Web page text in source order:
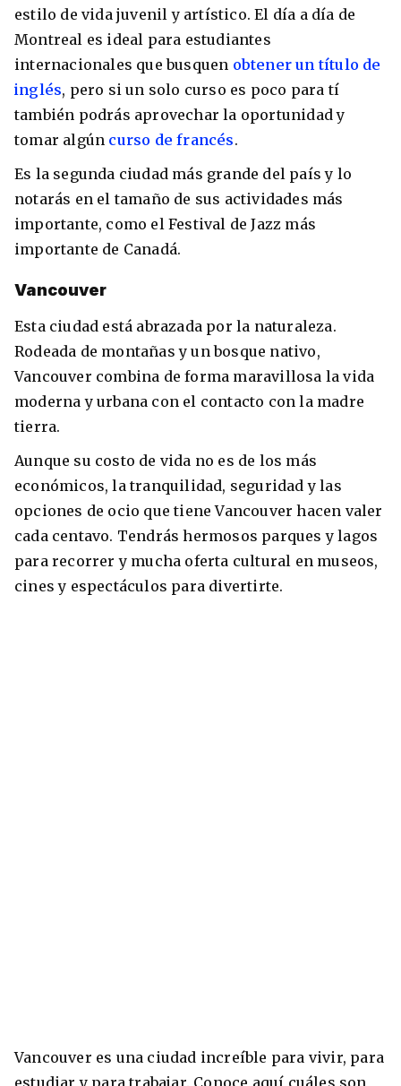
estilo de vida juvenil y artístico. El día a día de
Montreal es ideal para estudiantes
internacionales que busquen obtener un título de
inglés, pero si un solo curso es poco para tí
también podrás aprovechar la oportunidad y
tomar algún curso de francés.
Es la segunda ciudad más grande del país y lo
notarás en el tamaño de sus actividades más
importante, como el Festival de Jazz más
importante de Canadá.
Vancouver
Esta ciudad está abrazada por la naturaleza.
Rodeada de montañas y un bosque nativo,
Vancouver combina de forma maravillosa la vida
moderna y urbana con el contacto con la madre
tierra.
Aunque su costo de vida no es de los más
económicos, la tranquilidad, seguridad y las
opciones de ocio que tiene Vancouver hacen valer
cada centavo. Tendrás hermosos parques y lagos
para recorrer y mucha oferta cultural en museos,
cines y espectáculos para divertirte.
Vancouver es una ciudad increíble para vivir, para
estudiar y para trabajar. Conoce aquí cuáles son